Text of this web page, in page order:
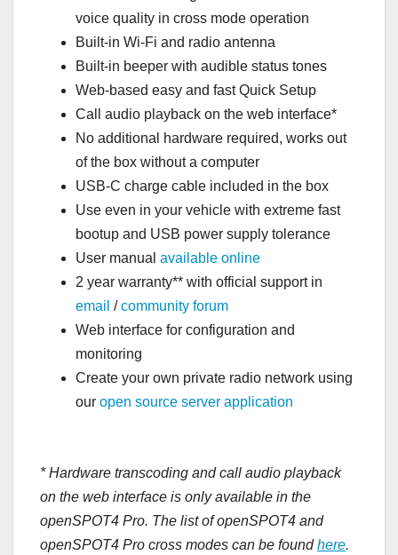
voice quality in cross mode operation
Built-in Wi-Fi and radio antenna
Built-in beeper with audible status tones
Web-based easy and fast Quick Setup
Call audio playback on the web interface*
No additional hardware required, works out
of the box without a computer
USB-C charge cable included in the box
Use even in your vehicle with extreme fast
bootup and USB power supply tolerance
User manual available online
2 year warranty** with official support in
email / community forum
Web interface for configuration and
monitoring
Create your own private radio network using
our open source server application
* Hardware transcoding and call audio playback
on the web interface is only available in the
openSPOT4 Pro. The list of openSPOT4 and
openSPOT4 Pro cross modes can be foundhere.